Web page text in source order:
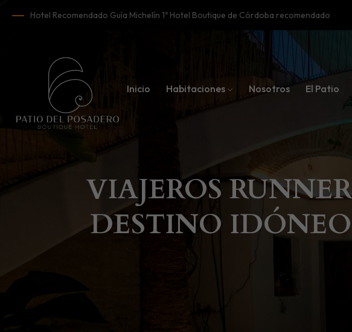
Hotel Recomendado Guía Michelín 1º Hotel Boutique de Córdoba recomendado
Inicio Habitaciones Nosotros El Patio
VIAJEROS
DESTINO